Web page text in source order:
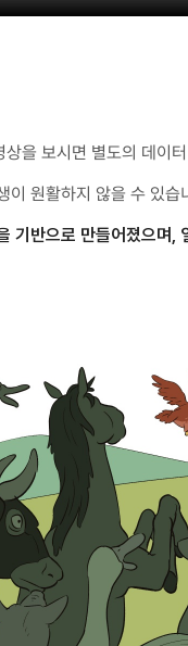
을 보시면 별도의 데이
이 원활하지 않을 수 있습
기반으로 만들어졌으며,